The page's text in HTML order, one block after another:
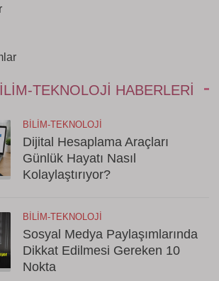
TEKNOLOJI HABERLERI
BILIM-TEKNOLOJI
Dijital Hesaplama Araçları
Günlük Hayatı Nasıl
Kolaylaştırıyor?
BILIM-TEKNOLOJI
Sosyal Medya Paylaşımlarında
Dikkat Edilmesi Gereken 10
Nokta